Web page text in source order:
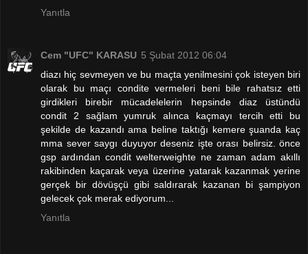
Yanıtla
Cem "UFC" KARASU 5 Şubat 2012 06:04
diazı hiç sevmeyen ve bu maçta yenilmesini çok isteyen biri
olarak bu maçı condite vermeleri beni bile rahatsız etti
girdikleri birebir mücadelelerin hepsinde diaz üstündü
condit 2 sağlam yumruk alınca kaçmayı tercih etti bu
şekilde de kazandı ama beline taktığı kemere şuanda kaç
mma sever saygı duyuyor deseniz işte orası belirsiz. önce
gsp ardından condit welterweighte ne zaman adam akıllı
rakibinden kaçarak veya üzerine yatarak kazanmak yerine
gerçek bir dövüşçü gibi saldırarak kazanan bi şampiyon
gelecek çok merak ediyorum...
Yanıtla